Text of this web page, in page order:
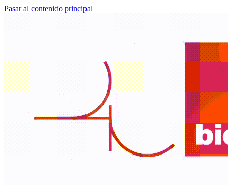
Pasar al contenido principal